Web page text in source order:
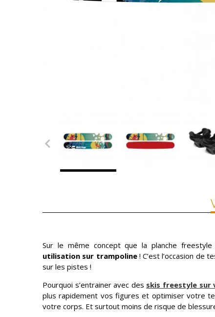
Sur le même concept que la planche
utilisation sur trampoline ! C’est l’occasion de
sur les pistes !
Pourquoi s’entrainer avec des skis freestyle
plus rapidement vos figures et optimiser votre
votre corps. Et surtout moins de risque de